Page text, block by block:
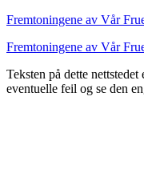
Fremtoningene av Vår
Fremtoningene av Vår
Teksten på dette
eventuelle feil og se den